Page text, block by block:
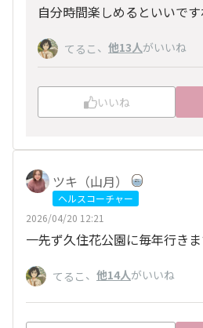
自分時間楽しめるといいです
てるこ 、 他13人がいいね
いいね
ツキ（山月）
ヘルスコーチャー
2026/04/20 12:21
一先ず久住花公園に毎年行き
てるこ 、 他14人がいいね